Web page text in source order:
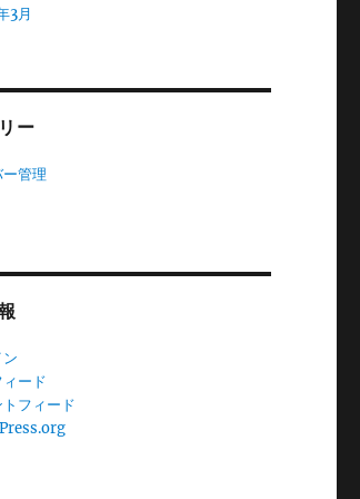
3月
ー
管理
ン
ード
トフィード